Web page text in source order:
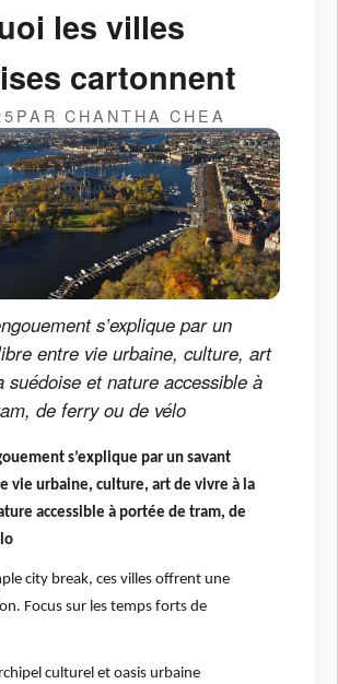
les villes
cartonnent
PAR CHANTHA CHEA
s’explique par un
entre vie urbaine, culture, art
suédoise et nature accessible à
de ferry ou de vélo
s’explique par un savant
vie urbaine, culture, art de vivre à la
accessible à portée de tram, de
city break, ces villes offrent une
Focus sur les temps forts de
culturel et oasis urbaine